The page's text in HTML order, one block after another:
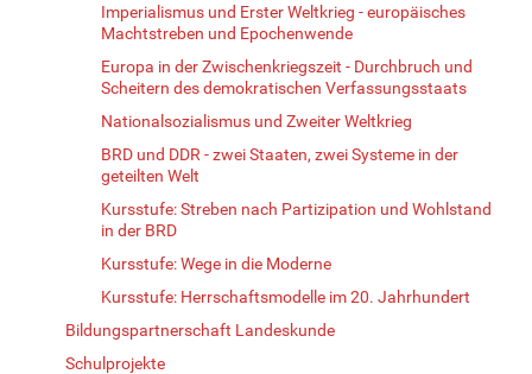
Imperialismus und Erster Weltkrieg - europäisches
Machtstreben und Epochenwende
Europa in der Zwischenkriegszeit - Durchbruch und
Scheitern des demokratischen Verfassungsstaats
Nationalsozialismus und Zweiter Weltkrieg
BRD und DDR - zwei Staaten, zwei Systeme in der
geteilten Welt
Kursstufe: Streben nach Partizipation und Wohlstand
in der BRD
Kursstufe: Wege in die Moderne
Kursstufe: Herrschaftsmodelle im 20. Jahrhundert
Bildungspartnerschaft Landeskunde
Schulprojekte